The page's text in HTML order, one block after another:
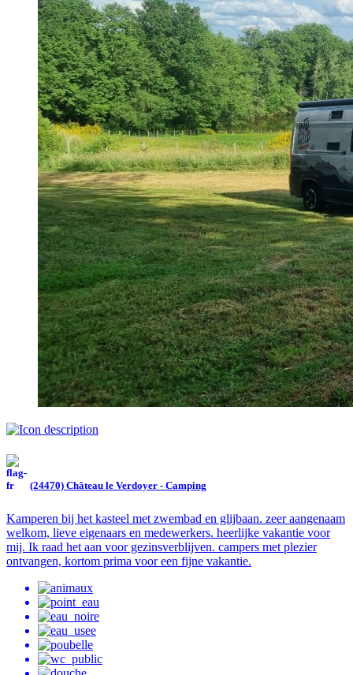
(24470) Château le Verdoyer - Camping
Kamperen bij het kasteel met zwembad en glijbaan. zeer aangenaam
welkom, lieve eigenaars en medewerkers. heerlijke vakantie voor
mij. Ik raad het aan voor gezinsverblijven. campers met plezier
ontvangen, kortom prima voor een fijne vakantie.